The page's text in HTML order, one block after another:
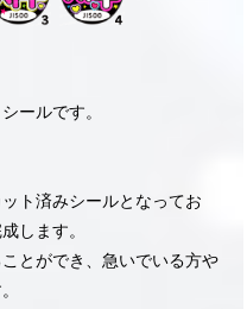
シールです。
ト済みシールとなってお
します。
とができ、急いでいる方や